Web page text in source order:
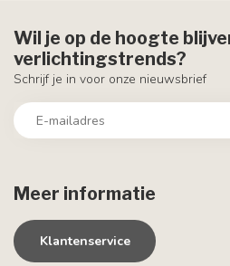
Meer informatie
Klantenservice
Wil je op de hoogte
verlichtingstrends?
Schrijf je in voor onze nieuwsbrief